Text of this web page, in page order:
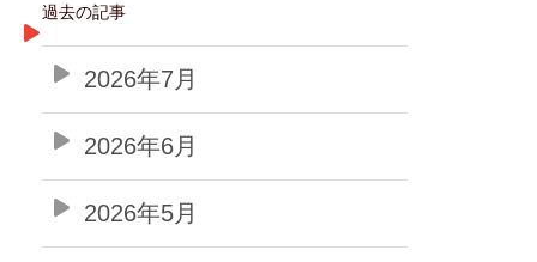
過去の記事
2026年7月
2026年6月
2026年5月